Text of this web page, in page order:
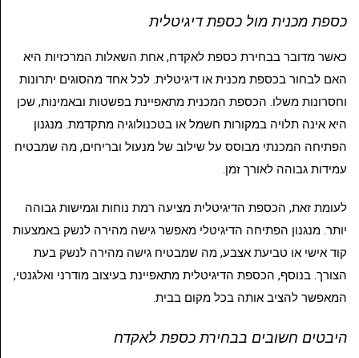
כספת מכנית מול כספת דיגיטלית
כאשר מדובר בבחירת כספת לאקדח, אחת השאלות המרכזיות היא
האם לבחור בכספת מכנית או דיגיטלית. לכל אחד מהסוגים יתרונות
וחסרונות משלו. הכספת המכנית מתאפיינת בפשטות ובאמינות, שכן
היא אינה תלויה במקורות חשמל או בטכנולוגיה מתקדמת. מנגנון
הפתיחה המכנתי מבוסס על שילוב של מנעול ובריחים, מה שמבטיח
עמידות גבוהה לאורך זמן.
לעומת זאת, הכספת הדיגיטלית מציעה רמת נוחות וגמישות גבוהה
יותר. מנגנון הפתיחה הדיגיטלי מאפשר גישה מהירה לנשק באמצעות
קוד אישי או טביעת אצבע, מה שמבטיח גישה מהירה לנשק בעת
הצורך. בנוסף, הכספת הדיגיטלית מתאפיינת בעיצוב מודרני ואלגנטי,
המאפשר להציב אותה בכל מקום בבית.
היבטים חשובים בבחירת כספת לאקדח